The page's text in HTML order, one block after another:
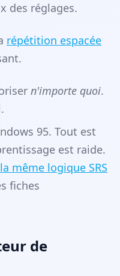
des réglages.
répétition espacée
n'importe quoi.
95. Tout est
est raide.
même logique SRS
fiches
de